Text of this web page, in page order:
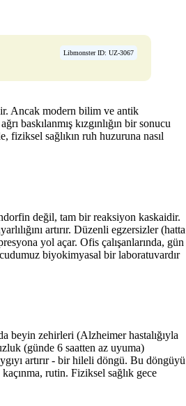
Libmonster ID: UZ-3067
Ancak modern bilim ve antik
baskılanmış kızgınlığın bir sonucu
sağlıkın ruh huzuruna nasıl
değil, tam bir reaksiyon kaskaidir.
artırır. Düzenli egzersizler (hatta
yol açar. Ofis çalışanlarında, gün
biyokimyasal bir laboratuvardır
beyin zehirleri (Alzheimer hastalığıyla
(günde 6 saatten az uyuma)
artırır - bir hileli döngü. Bu döngüyü
rutin. Fiziksel sağlık gece